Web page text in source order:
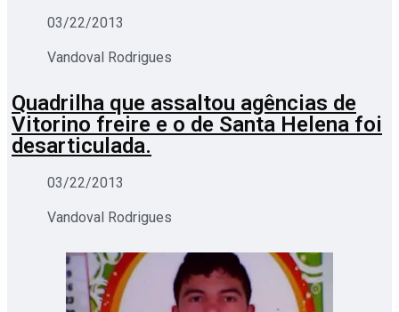
03/22/2013
Vandoval Rodrigues
Quadrilha que assaltou agências de
Vitorino freire e o de Santa Helena foi
desarticulada.
03/22/2013
Vandoval Rodrigues